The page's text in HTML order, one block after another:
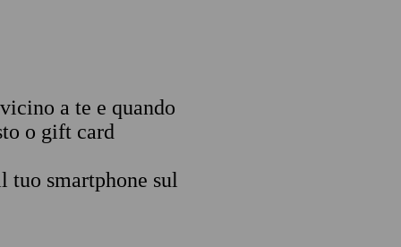
a te e quando
o gift card
tuo smartphone sul